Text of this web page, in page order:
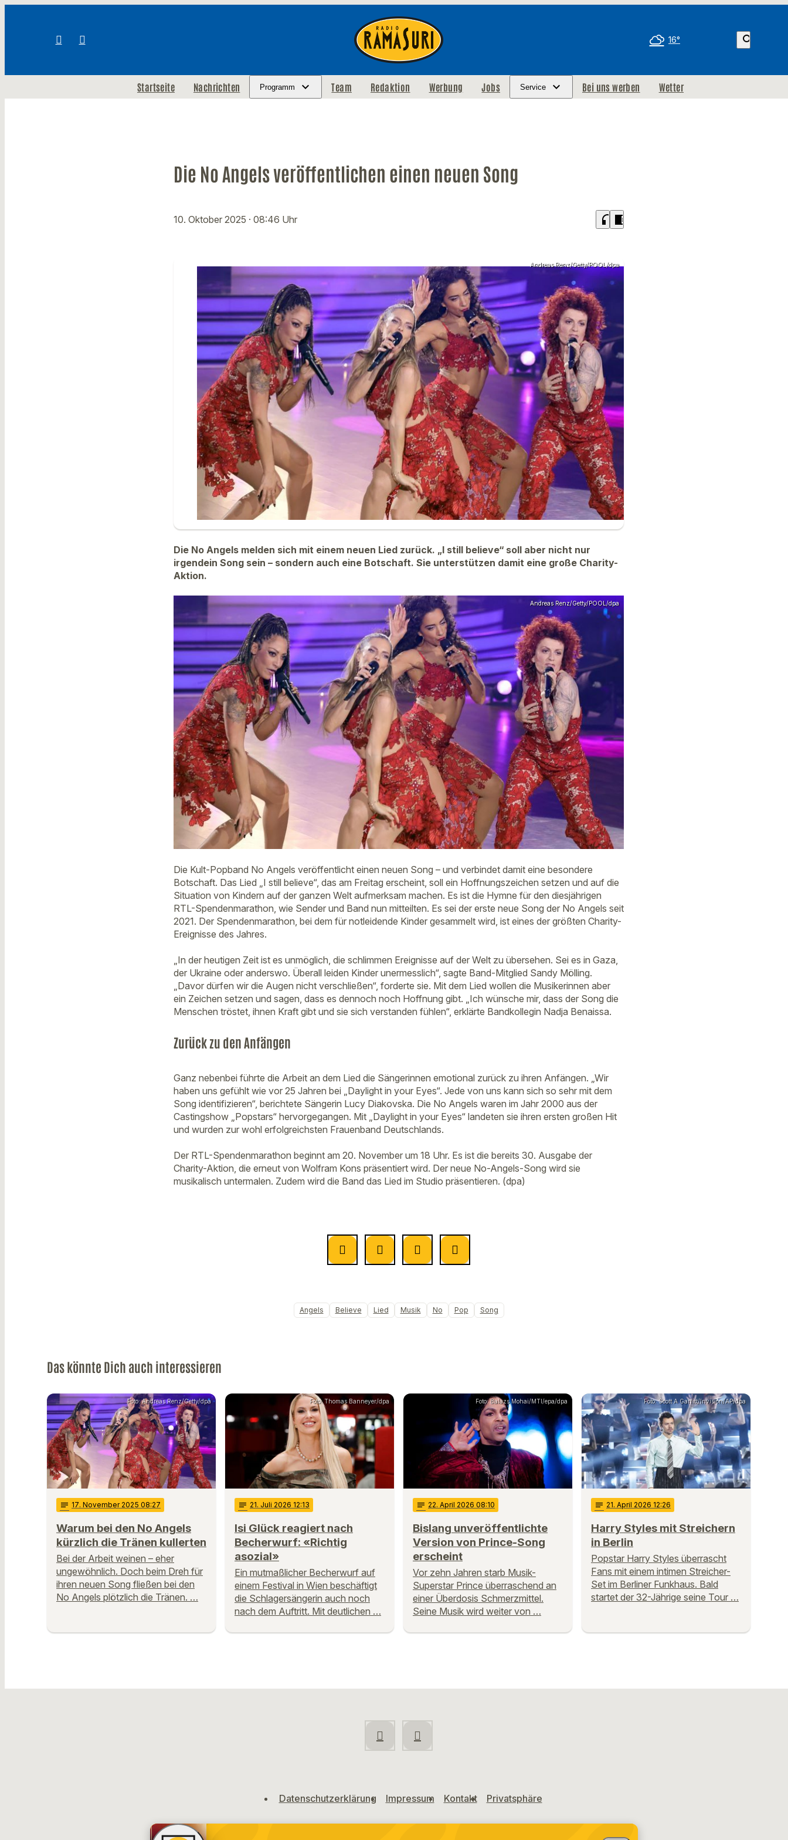
16° search
Startseite Nachrichten Programm Team Redaktion Werbung Jobs Service Bei uns werben Wetter
Die No Angels veröffentlichen einen neuen Song
10. Oktober 2025 · 08:46 Uhr headphones chrome_reader_mode
Andreas Renz/Getty/POOL/dpa
Die No Angels melden sich mit einem neuen Lied zurück. „I still believe“ soll aber nicht nur
irgendein Song sein – sondern auch eine Botschaft. Sie unterstützen damit eine große Charity-
Aktion.
Andreas Renz/Getty/POOL/dpa
Die Kult-Popband No Angels veröffentlicht einen neuen Song – und verbindet damit eine besondere
Botschaft. Das Lied „I still believe“, das am Freitag erscheint, soll ein Hoffnungszeichen setzen und auf die
Situation von Kindern auf der ganzen Welt aufmerksam machen. Es ist die Hymne für den diesjährigen
RTL-Spendenmarathon, wie Sender und Band nun mitteilten. Es sei der erste neue Song der No Angels seit
2021. Der Spendenmarathon, bei dem für notleidende Kinder gesammelt wird, ist eines der größten Charity-
Ereignisse des Jahres.
„In der heutigen Zeit ist es unmöglich, die schlimmen Ereignisse auf der Welt zu übersehen. Sei es in Gaza,
der Ukraine oder anderswo. Überall leiden Kinder unermesslich“, sagte Band-Mitglied Sandy Mölling.
„Davor dürfen wir die Augen nicht verschließen“, forderte sie. Mit dem Lied wollen die Musikerinnen aber
ein Zeichen setzen und sagen, dass es dennoch noch Hoffnung gibt. „Ich wünsche mir, dass der Song die
Menschen tröstet, ihnen Kraft gibt und sie sich verstanden fühlen“, erklärte Bandkollegin Nadja Benaissa.
Zurück zu den Anfängen
Ganz nebenbei führte die Arbeit an dem Lied die Sängerinnen emotional zurück zu ihren Anfängen. „Wir
haben uns gefühlt wie vor 25 Jahren bei „Daylight in your Eyes“. Jede von uns kann sich so sehr mit dem
Song identifizieren“, berichtete Sängerin Lucy Diakovska. Die No Angels waren im Jahr 2000 aus der
Castingshow „Popstars“ hervorgegangen. Mit „Daylight in your Eyes“ landeten sie ihren ersten großen Hit
und wurden zur wohl erfolgreichsten Frauenband Deutschlands.
Der RTL-Spendenmarathon beginnt am 20. November um 18 Uhr. Es ist die bereits 30. Ausgabe der
Charity-Aktion, die erneut von Wolfram Kons präsentiert wird. Der neue No-Angels-Song wird sie
musikalisch untermalen. Zudem wird die Band das Lied im Studio präsentieren. (dpa)
Angels Believe Lied Musik No Pop Song
Das könnte Dich auch interessieren
Foto: Andreas Renz/Getty/dpa
notes 17. November 2025 08:27
Warum bei den No Angels
kürzlich die Tränen kullerten
Bei der Arbeit weinen – eher
ungewöhnlich. Doch beim Dreh für
ihren neuen Song fließen bei den
No Angels plötzlich die Tränen. …
Foto: Thomas Banneyer/dpa
notes 21. Juli 2026 12:13
Isi Glück reagiert nach
Becherwurf: «Richtig
asozial»
Ein mutmaßlicher Becherwurf auf
einem Festival in Wien beschäftigt
die Schlagersängerin auch noch
nach dem Auftritt. Mit deutlichen …
Foto: Balazs Mohai/MTI/epa/dpa
notes 22. April 2026 08:10
Bislang unveröffentlichte
Version von Prince-Song
erscheint
Vor zehn Jahren starb Musik-
Superstar Prince überraschend an
einer Überdosis Schmerzmittel.
Seine Musik wird weiter von …
Foto: Scott A Garfitt/Invision/AP/dpa
notes 21. April 2026 12:26
Harry Styles mit Streichern
in Berlin
Popstar Harry Styles überrascht
Fans mit einem intimen Streicher-
Set im Berliner Funkhaus. Bald
startet der 32-Jährige seine Tour …
Datenschutzerklärung Impressum Kontakt Privatsphäre